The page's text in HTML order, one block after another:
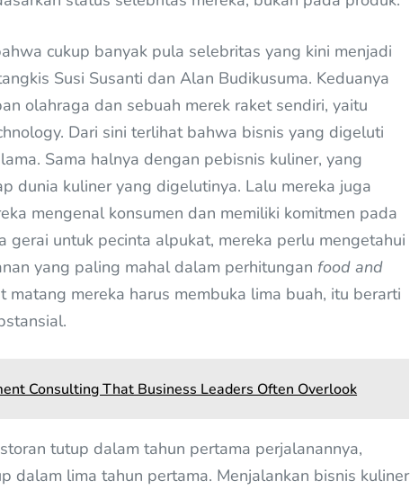
cukup banyak pula selebritas yang kini menjadi
Susi Susanti dan Alan Budikusuma. Keduanya
olahraga dan sebuah merek raket sendiri, yaitu
Dari sini terlihat bahwa bisnis yang digeluti
Sama halnya dengan pebisnis kuliner, yang
dunia kuliner yang digelutinya. Lalu mereka juga
mengenal konsumen dan memiliki komitmen pada
gerai untuk pecinta alpukat, mereka perlu mengetahui
yang paling mahal dalam perhitungan food and
matang mereka harus membuka lima buah, itu berarti
Consulting That Business Leaders Often Overlook
tutup dalam tahun pertama perjalanannya,
dalam lima tahun pertama. Menjalankan bisnis kuliner